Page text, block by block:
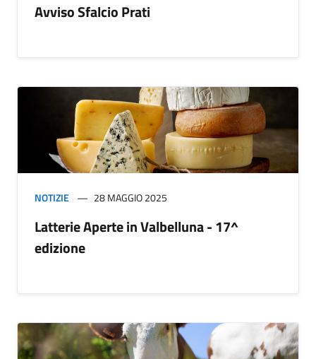
Avviso Sfalcio Prati
NOTIZIE 28 MAGGIO 2025
Latterie Aperte in Valbelluna - 17^
edizione